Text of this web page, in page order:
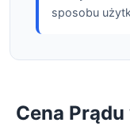
sposobu
Cena